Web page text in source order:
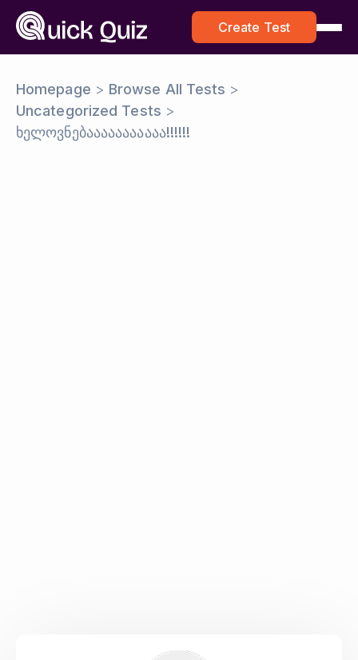
Create Test
Homepage > Browse All Tests >
Uncategorized Tests >
ხელოვნებააააააააააა!!!!!!